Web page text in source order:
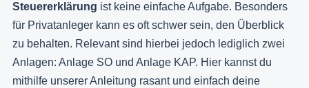
Steuererklärung ist keine einfache Aufgabe. Besonders
für Privatanleger kann es oft schwer sein, den Überblick
zu behalten. Relevant sind hierbei jedoch lediglich zwei
Anlagen: Anlage SO und Anlage KAP. Hier kannst du
mithilfe unserer Anleitung rasant und einfach deine